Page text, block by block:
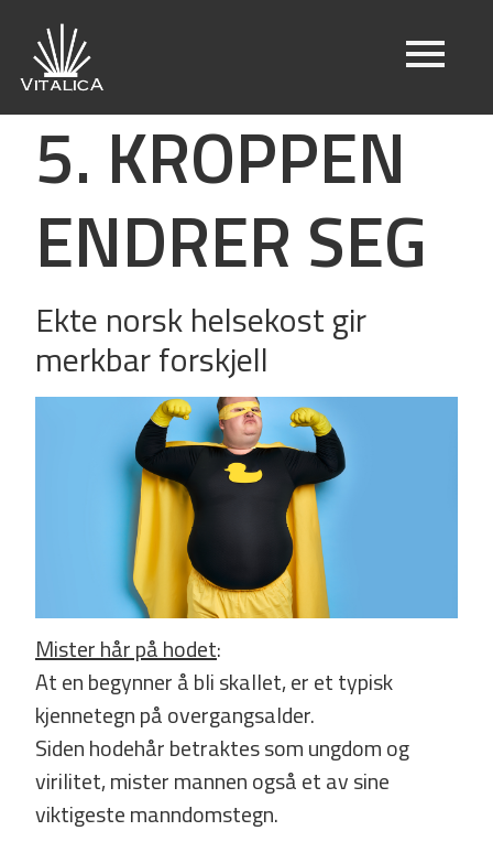
5. KROPPEN
ENDRER SEG
Ekte norsk helsekost gir
merkbar forskjell
Mister hår på hodet:
At en begynner å bli skallet, er et typisk
kjennetegn på overgangsalder.
Siden hodehår betraktes som ungdom og
virilitet, mister mannen også et av sine
viktigeste manndomstegn.